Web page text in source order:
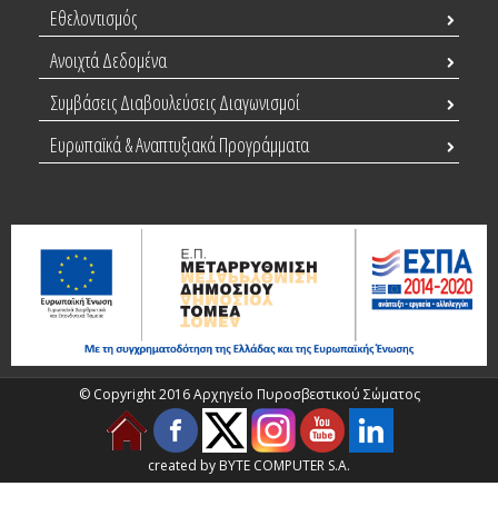
Εθελοντισμός
Ανοιχτά Δεδομένα
Συμβάσεις Διαβουλεύσεις Διαγωνισμοί
Ευρωπαϊκά & Αναπτυξιακά Προγράμματα
© Copyright 2016 Αρχηγείο Πυροσβεστικού Σώματος
created by BYTE COMPUTER S.A.